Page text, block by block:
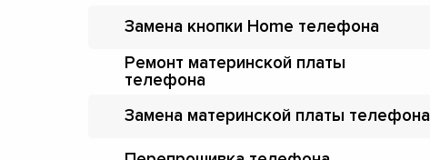
Замена кнопки Home телефона
Ремонт материнской платы
телефона
Замена материнской платы телефона